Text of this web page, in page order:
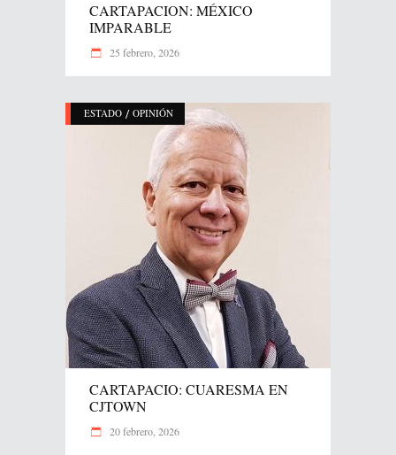
CARTAPACION: MÉXICO
IMPARABLE
25 febrero, 2026
ESTADO / OPINIÓN
CARTAPACIO: CUARESMA EN
CJTOWN
20 febrero, 2026